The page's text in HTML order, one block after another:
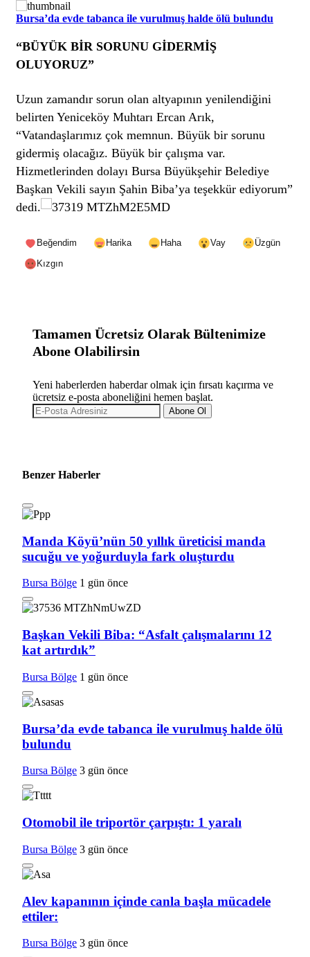
Bursa’da evde tabanca ile vurulmuş halde ölü bulundu
“BÜYÜK BİR SORUNU GİDERMİŞ
OLUYORUZ”
Uzun zamandır sorun olan altyapının yenilendiğini
belirten Yeniceköy Muhtarı Ercan Arık,
“Vatandaşlarımız çok memnun. Büyük bir sorunu
gidermiş olacağız. Büyük bir çalışma var.
Hizmetlerinden dolayı Bursa Büyükşehir Belediye
Başkan Vekili sayın Şahin Biba’ya teşekkür ediyorum”
dedi.
Beğendim Harika Haha Vay
Üzgün
Kızgın
Tamamen Ücretsiz Olarak Bültenimize
Abone Olabilirsin
Yeni haberlerden haberdar olmak için fırsatı kaçırma ve
ücretsiz e-posta aboneliğini hemen başlat.
Abone Ol
Benzer Haberler
Manda Köyü’nün 50 yıllık üreticisi manda
sucuğu ve yoğurduyla fark oluşturdu
Bursa Bölge 1 gün önce
Başkan Vekili Biba: “Asfalt çalışmalarını 12
kat artırdık”
Bursa Bölge 1 gün önce
Bursa’da evde tabanca ile vurulmuş halde ölü
bulundu
Bursa Bölge 3 gün önce
Otomobil ile triportör çarpıştı: 1 yaralı
Bursa Bölge 3 gün önce
Alev kapanının içinde canla başla mücadele
ettiler:
Bursa Bölge 3 gün önce